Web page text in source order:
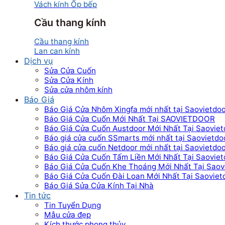
Vách kính Ốp bếp
Cầu thang kính
Cầu thang kính
Lan can kính
Dịch vụ
Sửa Cửa Cuốn
Sửa Cửa Kính
Sửa cửa nhôm kính
Báo Giá
Báo Giá Cửa Nhôm Xingfa mới nhất tại
Báo Giá Cửa Cuốn Mới Nhất Tại SAOVIETDOOR
Báo Giá Cửa Cuốn Austdoor Mới Nhất Tại
Báo giá cửa cuốn SSmarts mới nhất tại
Báo giá cửa cuốn Netdoor mới nhất tại
Báo Giá Cửa Cuốn Tấm Liền Mới Nhất Tại
Báo Giá Cửa Cuốn Khe Thoáng Mới Nhất Tại
Báo Giá Cửa Cuốn Đài Loan Mới Nhất Tại
Báo Giá Sửa Cửa Kính Tại Nhà
Tin tức
Tin Tuyển Dụng
Mẫu cửa đẹp